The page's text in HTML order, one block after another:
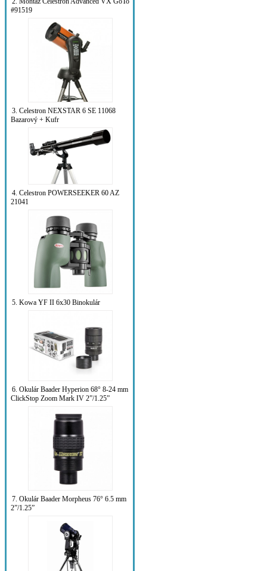
#91519
3. Celestron NEXSTAR 6 SE 11068
Bazarový + Kufr
4. Celestron POWERSEEKER 60 AZ
21041
5. Kowa YF II 6x30 Binokulár
6. Okulár Baader Hyperion 68° 8-24 mm
ClickStop Zoom Mark IV 2”/1.25”
7. Okulár Baader Morpheus 76° 6.5 mm
2”/1.25”